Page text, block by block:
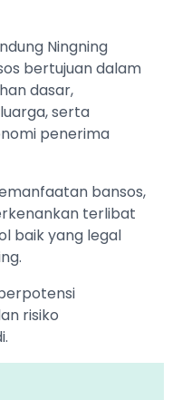
Ningning
bertujuan dalam
dasar,
serta
penerima
bansos,
terlibat
baik yang legal
risiko